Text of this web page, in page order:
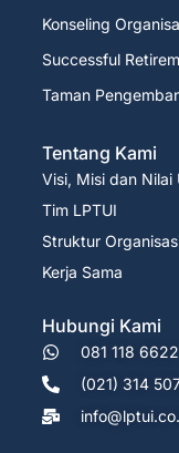
Konseling
Successful
Taman
Tentang Kami
Visi, Misi dan Nilai
Tim LPTUI
Struktur
Kerja Sama
Hubungi Kami
081 118 6622
(021) 314